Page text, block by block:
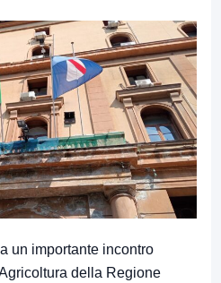
un importante incontro
della Regione